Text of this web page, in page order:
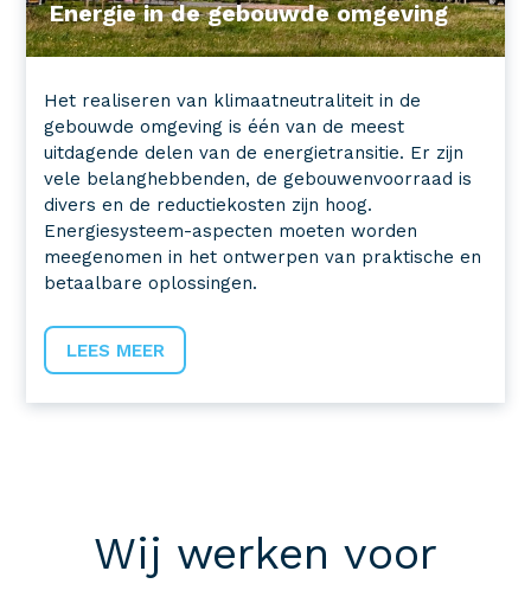
Energie in de gebouwde omgeving
Het realiseren van klimaatneutraliteit in de
gebouwde omgeving is één van de meest
uitdagende delen van de energietransitie. Er zijn
vele belanghebbenden, de gebouwenvoorraad is
divers en de reductiekosten zijn hoog.
Energiesysteem-aspecten moeten worden
meegenomen in het ontwerpen van praktische en
betaalbare oplossingen.
LEES MEER
Wij werken voor